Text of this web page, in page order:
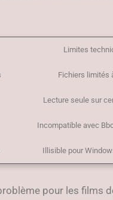
Limites
Fichiers limités
Lecture seule sur
Incompatible avec
Illisible pour
pour les films